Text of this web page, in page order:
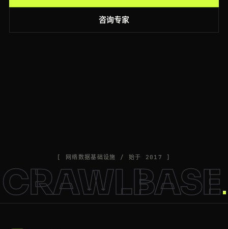
咨询专家
[ 网络数据基础设施 / 始于 2017 ]
CRAWLBASE